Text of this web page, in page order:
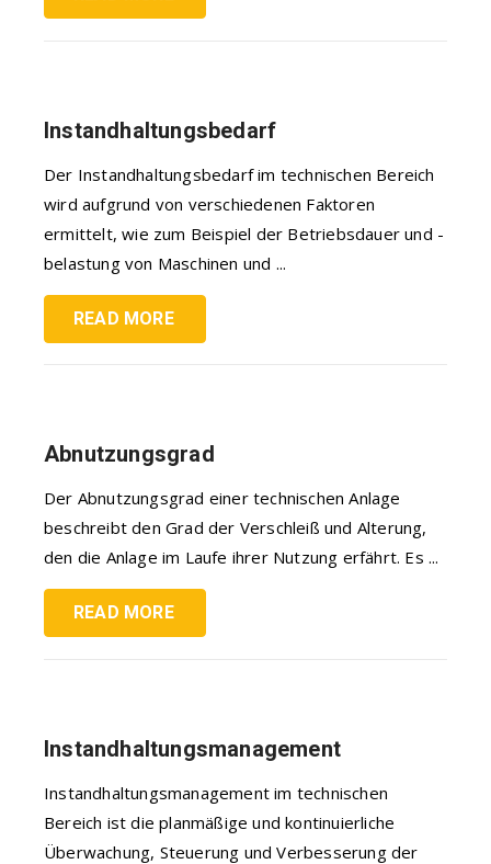
Instandhaltungsbedarf
Der Instandhaltungsbedarf im technischen Bereich
wird aufgrund von verschiedenen Faktoren
ermittelt, wie zum Beispiel der Betriebsdauer und -
belastung von Maschinen und ...
READ MORE
Abnutzungsgrad
Der Abnutzungsgrad einer technischen Anlage
beschreibt den Grad der Verschleiß und Alterung,
den die Anlage im Laufe ihrer Nutzung erfährt. Es ...
READ MORE
Instandhaltungsmanagement
Instandhaltungsmanagement im technischen
Bereich ist die planmäßige und kontinuierliche
Überwachung, Steuerung und Verbesserung der